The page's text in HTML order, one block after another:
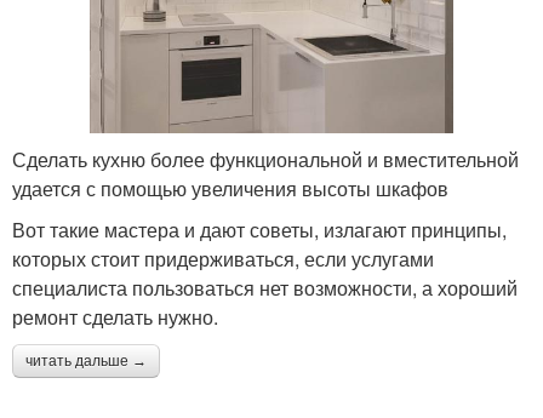
Сделать кухню более функциональной и вместительной
удается с помощью увеличения высоты шкафов
Вот такие мастера и дают советы, излагают принципы,
которых стоит придерживаться, если услугами
специалиста пользоваться нет возможности, а хороший
ремонт сделать нужно.
читать дальше →